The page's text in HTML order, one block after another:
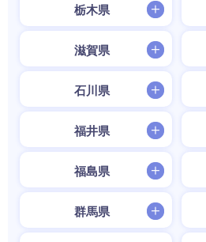
栃木県
滋賀県
石川県
福井県
福島県
群馬県